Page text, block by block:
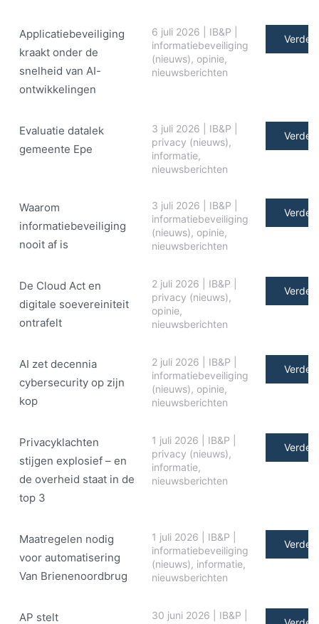
Applicatiebeveiliging
kraakt onder de
snelheid van AI-
ontwikkelingen
6 juli 2026 IB&P
informatiebeveiliging
(nieuws), opinie,
nieuwsberichten
Verder
Evaluatie datalek
gemeente Epe
3 juli 2026 IB&P
privacy (nieuws),
informatie,
nieuwsberichten
Verder
Waarom
informatiebeveiliging
nooit af is
3 juli 2026 IB&P
informatiebeveiliging
(nieuws), opinie,
nieuwsberichten
Verder
De Cloud Act en
digitale soe­ve­rei­ni­teit
ontrafelt
2 juli 2026 IB&P
privacy (nieuws),
opinie,
nieuwsberichten
Verder
AI zet decennia
cybersecurity op zijn
kop
2 juli 2026 IB&P
informatiebeveiliging
(nieuws), opinie,
nieuwsberichten
Verder
Privacyklachten
stijgen explosief – en
de overheid staat in de
top 3
1 juli 2026 IB&P
privacy (nieuws),
informatie,
nieuwsberichten
Verder
Maatregelen nodig
voor automatisering
Van Brienenoordbrug
1 juli 2026 IB&P
informatiebeveiliging
(nieuws), informatie,
nieuwsberichten
Verder
AP stelt
30 juni 2026 IB&P